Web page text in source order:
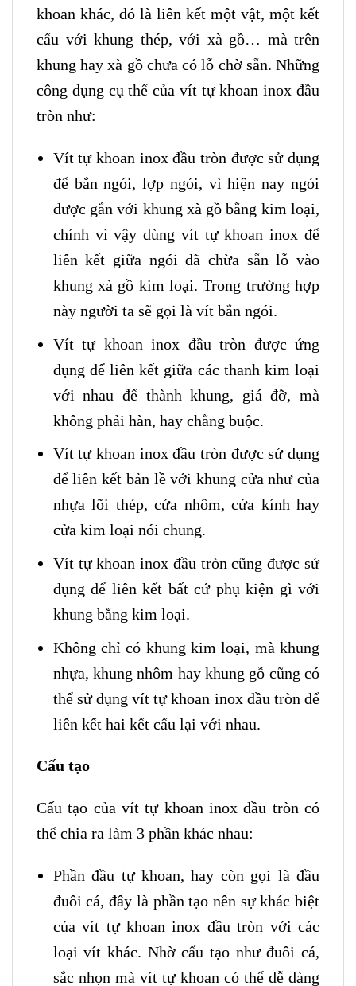
khoan khác, đó là liên kết một vật, một kết
cấu với khung thép, với xà gồ… mà trên
khung hay xà gồ chưa có lỗ chờ sẵn. Những
công dụng cụ thể của vít tự khoan inox đầu
tròn như:
Vít tự khoan inox đầu tròn được sử dụng
để bắn ngói, lợp ngói, vì hiện nay ngói
được gắn với khung xà gồ bằng kim loại,
chính vì vậy dùng vít tự khoan inox để
liên kết giữa ngói đã chừa sẵn lỗ vào
khung xà gồ kim loại. Trong trường hợp
này người ta sẽ gọi là vít bắn ngói.
Vít tự khoan inox đầu tròn được ứng
dụng để liên kết giữa các thanh kim loại
với nhau để thành khung, giá đỡ, mà
không phải hàn, hay chằng buộc.
Vít tự khoan inox đầu tròn được sử dụng
để liên kết bản lề với khung cửa như của
nhựa lõi thép, cửa nhôm, cửa kính hay
cửa kim loại nói chung.
Vít tự khoan inox đầu tròn cũng được sử
dụng để liên kết bất cứ phụ kiện gì với
khung bằng kim loại.
Không chỉ có khung kim loại, mà khung
nhựa, khung nhôm hay khung gỗ cũng có
thể sử dụng vít tự khoan inox đầu tròn để
liên kết hai kết cấu lại với nhau.
Cấu tạo
Cấu tạo của vít tự khoan inox đầu tròn có
thể chia ra làm 3 phần khác nhau:
Phần đầu tự khoan, hay còn gọi là đầu
đuôi cá, đây là phần tạo nên sự khác biệt
của vít tự khoan inox đầu tròn với các
loại vít khác. Nhờ cấu tạo như đuôi cá,
sắc nhọn mà vít tự khoan có thể dễ dàng